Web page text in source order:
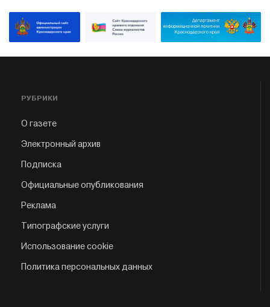
РУБРИКИ
О газете
Электронный архив
Подписка
Официальные опубликования
Реклама
Типографские услуги
Использование cookie
Политика персональных данных